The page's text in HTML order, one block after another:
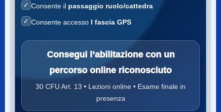
✓ Consente il passaggio ruolo/cattedra
✓ Consente accesso I fascia GPS
Consegui l’abilitazione con un
percorso online riconosciuto
30 CFU Art. 13 • Lezioni online • Esame finale in
presenza